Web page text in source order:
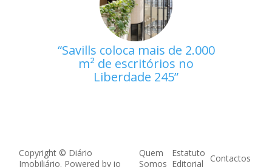
Savills coloca mais de 2.000
m² de escritórios no
Liberdade 245
Copyright © Diário
Imobiliário. Powered by io
Quem
Somos
Estatuto
Editorial
Contactos